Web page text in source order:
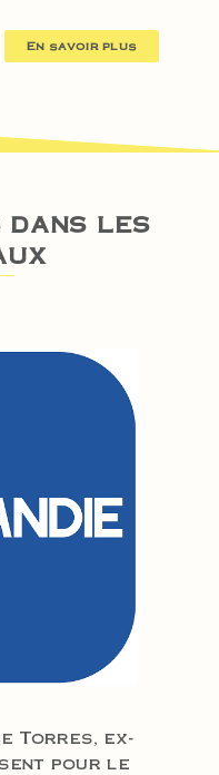
En savoir plus
dans les
Torres, ex-
pour le